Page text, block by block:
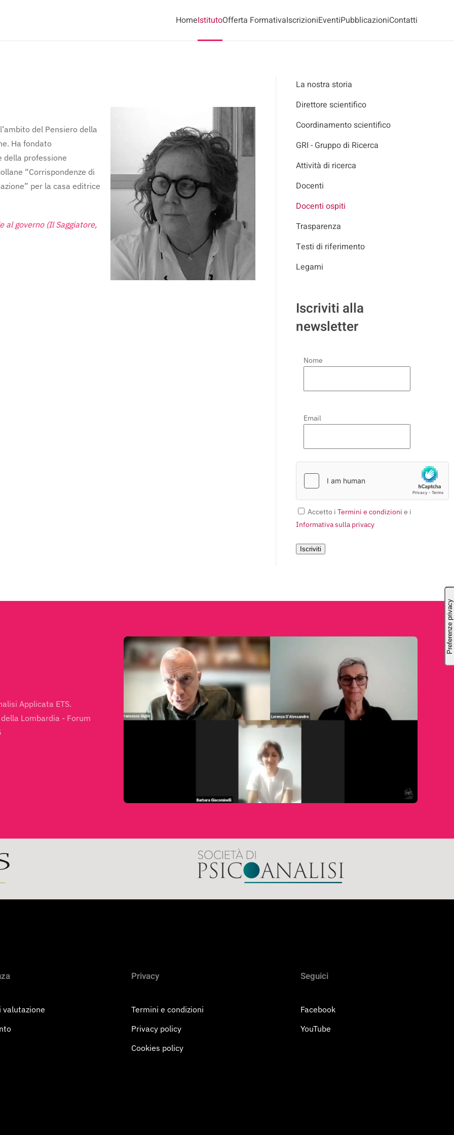
HomeIstitutoOfferta FormativaIscrizioniEventiPubblicazioniContatti
del Pensiero della
Ha fondato
della professione
“Corrispondenze di
per la casa editrice
al governo (Il Saggiatore,
La nostra storia
Direttore scientifico
Coordinamento scientifico
GRI - Gruppo di Ricerca
Attività di ricerca
Docenti
Docenti ospiti
Trasparenza
Testi di riferimento
Legami
Iscriviti alla
newsletter
Nome
Email
Accetto i Termini e condizioni e i
Informativa sulla privacy
Iscriviti
Applicata ETS.
Lombardia - Forum
valutazione
Privacy
Termini e condizioni
Privacy policy
Cookies policy
Seguici
Facebook
YouTube